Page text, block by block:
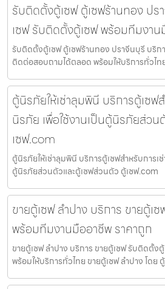
รับติดตั้งตู้เซฟ ตู้เซฟร้านทอง ปร
เซฟ รับติดตั้งตู้เซฟ พร้อมทีมงา
รับติดตั้งตู้เซฟ ตู้เซฟร้านทอง ปราจีนบุรี บริก
ติดต่อสอบถามได้ตลอด พร้อมให้บริการทั่วไท
ตู้นิรภัยให้เช่าลุมพินี บริการตู้เซฟ
นิรภัย เพื่อใช้งานเป็นตู้นิรภัยส่ว
เซฟ.com
ตู้นิรภัยให้เช่าลุมพินี บริการตู้เซฟสำหรับการเ
ตู้นิรภัยส่วนตัวและตู้เซฟส่วนตัว ตู้เซฟ.com
ขายตู้เซฟ ลำปาง บริการ ขายตู้เ
พร้อมทีมงานมืออาชีพ ราคาถูก
ขายตู้เซฟ ลำปาง บริการ ขายตู้เซฟ รับติดตั้
พร้อมให้บริการทั่วไทย ขายตู้เซฟ ลำปาง โดย